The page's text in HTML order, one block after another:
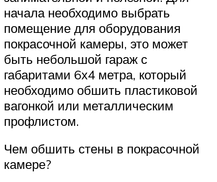
начала необходимо выбрать
помещение для оборудования
покрасочной камеры, это может
быть небольшой гараж с
габаритами 6х4 метра, который
необходимо обшить пластиковой
вагонкой или металлическим
профлистом.
Чем обшить стены в покрасочной
камере?